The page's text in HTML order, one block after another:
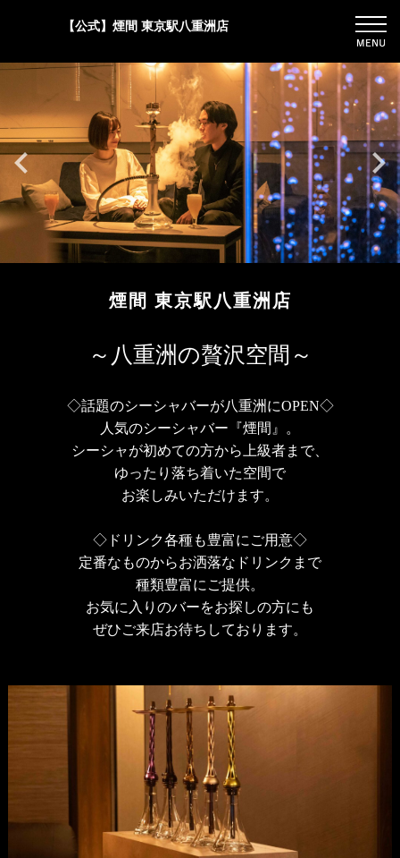
【公式】煙間 東京駅八重洲店
煙間 東京駅八重洲店
～八重洲の贅沢空間～
◇話題のシーシャバーが八重洲にOPEN◇
人気のシーシャバー『煙間』。
シーシャが初めての方から上級者まで、
ゆったり落ち着いた空間で
お楽しみいただけます。
◇ドリンク各種も豊富にご用意◇
定番なものからお洒落なドリンクまで
種類豊富にご提供。
お気に入りのバーをお探しの方にも
ぜひご来店お待ちしております。